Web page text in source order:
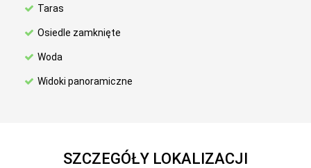
Taras
Osiedle zamknięte
Woda
Widoki panoramiczne
SZCZEGÓŁY LOKALIZACJI